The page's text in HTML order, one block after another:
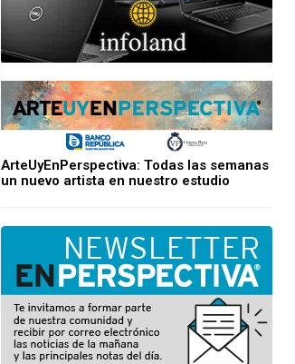
ArteUyEnPerspectiva: Todas las semanas
un nuevo artista en nuestro estudio